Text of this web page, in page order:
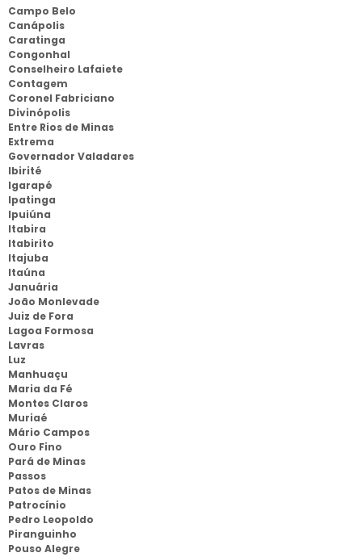
Campo Belo
Canápolis
Caratinga
Congonhal
Conselheiro Lafaiete
Contagem
Coronel Fabriciano
Divinópolis
Entre Rios de Minas
Extrema
Governador Valadares
Ibirité
Igarapé
Ipatinga
Ipuiúna
Itabira
Itabirito
Itajuba
Itaúna
Januária
João Monlevade
Juiz de Fora
Lagoa Formosa
Lavras
Luz
Manhuaçu
Maria da Fé
Montes Claros
Muriaé
Mário Campos
Ouro Fino
Pará de Minas
Passos
Patos de Minas
Patrocínio
Pedro Leopoldo
Piranguinho
Pouso Alegre